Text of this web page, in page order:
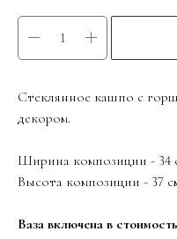
Стеклянное кашпо с
декором.
Ширина композиции - 34
Высота композиции - 37
Ваза включена в